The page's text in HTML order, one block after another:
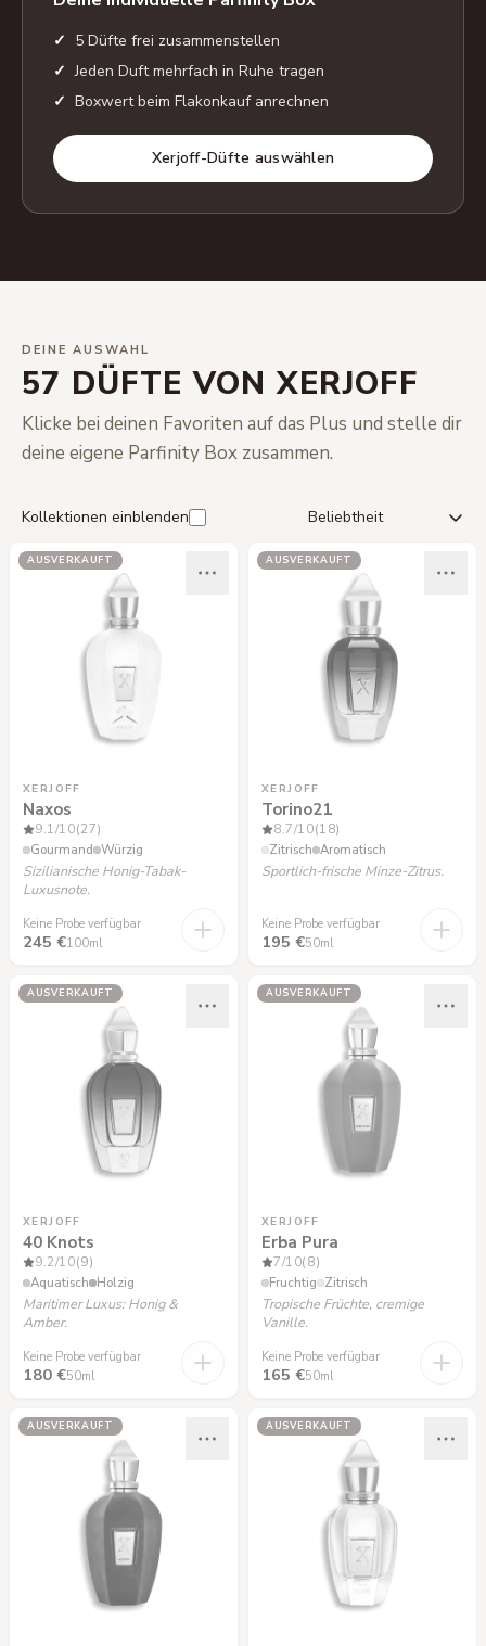
5 Düfte frei zusammenstellen
Jeden Duft mehrfach in Ruhe tragen
Boxwert beim Flakonkauf anrechnen
Xerjoff-Düfte auswählen
DEINE AUSWAHL
57 DÜFTE VON XERJOFF
Klicke bei deinen Favoriten auf das Plus und stelle dir
deine eigene Parfinity Box zusammen.
Kollektionen einblenden
AUSVERKAUFT
XERJOFF
Naxos
9.1/10(27)
Gourmand Würzig
Sizilianische Honig-Tabak-
Luxusnote.
Keine Probe verfügbar
245 €100ml
AUSVERKAUFT
XERJOFF
Torino21
8.7/10(18)
Zitrisch Aromatisch
Sportlich-frische Minze-Zitrus.
Keine Probe verfügbar
195 €50ml
AUSVERKAUFT
XERJOFF
40 Knots
9.2/10(9)
Aquatisch Holzig
Maritimer Luxus: Honig &
Amber.
Keine Probe verfügbar
180 €50ml
AUSVERKAUFT
XERJOFF
Erba Pura
7/10(8)
Fruchtig Zitrisch
Tropische Früchte, cremige
Vanille.
Keine Probe verfügbar
165 €50ml
AUSVERKAUFT AUSVERKAUFT